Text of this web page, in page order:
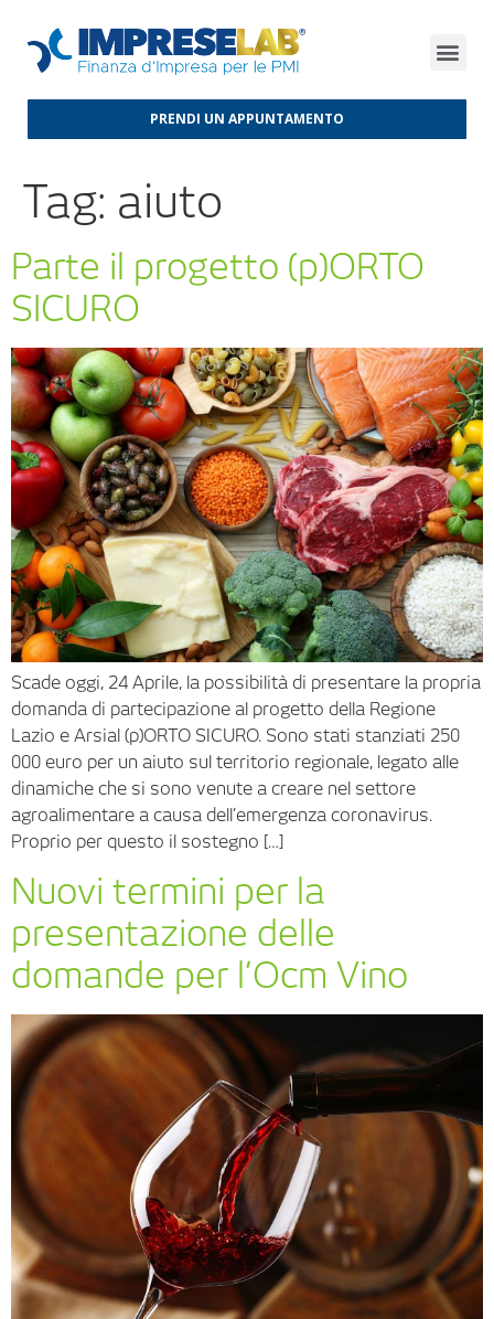
PRENDI UN APPUNTAMENTO
Tag: aiuto
Parte il progetto (p)ORTO
SICURO
Scade oggi, 24 Aprile, la possibilità di presentare la propria
domanda di partecipazione al progetto della Regione
Lazio e Arsial (p)ORTO SICURO. Sono stati stanziati 250
000 euro per un aiuto sul territorio regionale, legato alle
dinamiche che si sono venute a creare nel settore
agroalimentare a causa dell’emergenza coronavirus.
Proprio per questo il sostegno […]
Nuovi termini per la
presentazione delle
domande per l’Ocm Vino